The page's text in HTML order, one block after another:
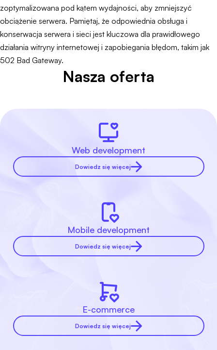
zoptymalizowana pod kątem wydajności, aby zmniejszyć
obciążenie serwera. Pamiętaj, że odpowiednia obsługa i
konserwacja serwera i sieci jest kluczowa dla prawidłowego
działania witryny internetowej i zapobiegania błędom, takim jak
502 Bad Gateway.
Nasza oferta
Web development
Dowiedz się więcej
Mobile development
Dowiedz się więcej
E-commerce
Dowiedz się więcej